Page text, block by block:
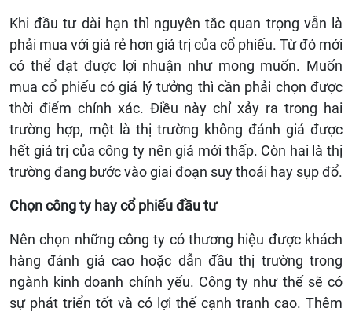
Khi đầu tư dài hạn thì nguyên tắc quan trọng vẫn là
phải mua với giá rẻ hơn giá trị của cổ phiếu. Từ đó mới
có thể đạt được lợi nhuận như mong muốn. Muốn
mua cổ phiếu có giá lý tưởng thì cần phải chọn được
thời điểm chính xác. Điều này chỉ xảy ra trong hai
trường hợp, một là thị trường không đánh giá được
hết giá trị của công ty nên giá mới thấp. Còn hai là thị
trường đang bước vào giai đoạn suy thoái hay sụp đổ.
Chọn công ty hay cổ phiếu đầu tư
Nên chọn những công ty có thương hiệu được khách
hàng đánh giá cao hoặc dẫn đầu thị trường trong
ngành kinh doanh chính yếu. Công ty như thế sẽ có
sự phát triển tốt và có lợi thế cạnh tranh cao. Thêm